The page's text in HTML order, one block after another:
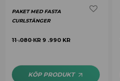
PAKET MED FASTA
CURLSTÄNGER
11 .080KR 9 .990 KR
KÖP PRODUKT